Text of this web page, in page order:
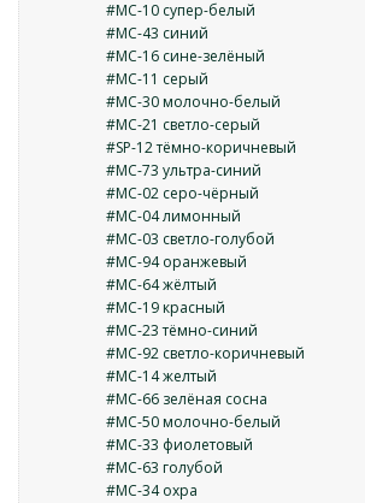
#MC-10 супер-белый
#MC-43 синий
#MC-16 сине-зелёный
#MC-11 серый
#MC-30 молочно-белый
#MC-21 светло-серый
#SP-12 тёмно-коричневый
#МС-73 ультра-синий
#MC-02 серо-чёрный
#MC-04 лимонный
#MC-03 светло-голубой
#MC-94 оранжевый
#MC-64 жёлтый
#MC-19 красный
#MC-23 тёмно-синий
#MC-92 светло-коричневый
#MC-14 желтый
#MC-66 зелёная сосна
#MC-50 молочно-белый
#MC-33 фиолетовый
#МС-63 голубой
#MC-34 охра